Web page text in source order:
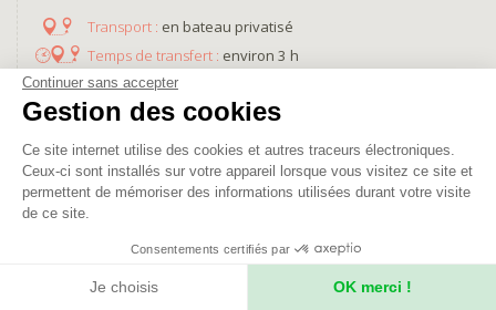
en bateau privatisé
environ 3 h
Repas : petit-déjeuner chez l'habitant asmat -
Korowai préparé par un cuisinier
Hébergement : nuit en bivouac chez nos hôtes
korowai
JOURS 26 À 28 : TROIS JOURS EN
IMMERSION CHEZ LES KOROWAI
Continuer sans accepter
Gestion des cookies
Ce site internet utilise des cookies et autres traceurs électroniques.
Ceux-ci sont installés sur votre appareil lorsque vous visitez ce site et
permettent de mémoriser des informations utilisées durant votre visite
de ce site.
Consentements certifiés par
Je choisis OK merci !